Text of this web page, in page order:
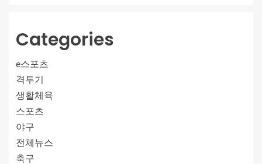
Categories
e스포츠
격투기
생활체육
스포츠
야구
전체뉴스
축구